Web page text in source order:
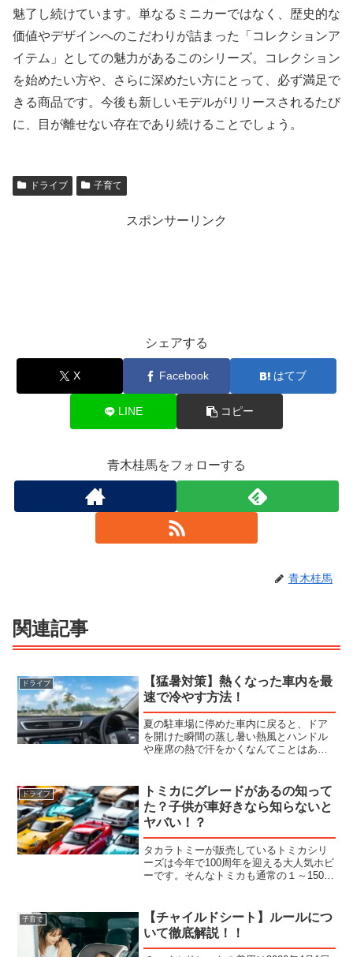
魅了し続けています。単なるミニカーではなく、歴史的な
価値やデザインへのこだわりが詰まった「コレクションア
イテム」としての魅力があるこのシリーズ。コレクション
を始めたい方や、さらに深めたい方にとって、必ず満足で
きる商品です。今後も新しいモデルがリリースされるたび
に、目が離せない存在であり続けることでしょう。
ドライブ 子育て
スポンサーリンク
シェアする
X Facebook はてブ
LINE コピー
青木桂馬をフォローする
青木桂馬
関連記事
ドライブ
【猛暑対策】熱くなった車内を最
速で冷やす方法！
夏の駐車場に停めた車内に戻ると、ドア
を開けた瞬間の蒸し暑い熱風とハンドル
や座席の熱で汗をかくなんてことはあり
回は、暑くなってしまった車内を最速で
冷やす方法を紹介します。...
ドライブ
トミカにグレードがあるの知って
た？子供が車好きなら知らないと
ヤバい！？
タカラトミーが販売しているトミカシリ
ーズは今年で100周年を迎える大人気ホビ
ーです。そんなトミカも通常の１～150ま
カについて解説していきます。トミカは
販売に規則性があ...
子育て
【チャイルドシート】ルールにつ
いて徹底解説！！